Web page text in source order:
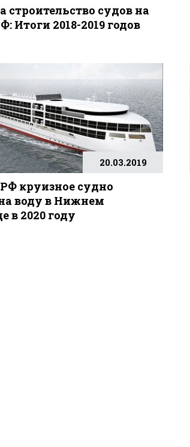
строительство судов на
Итоги 2018-2019 годов
20.03.2019
круизное судно
воду в Нижнем
в 2020 году